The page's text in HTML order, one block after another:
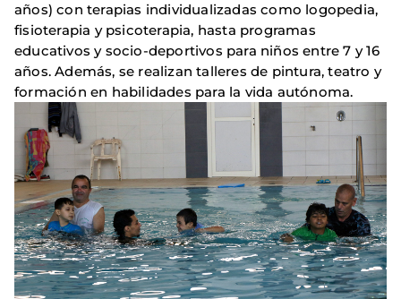
años) con terapias individualizadas como logopedia,
fisioterapia y psicoterapia, hasta programas
educativos y socio-deportivos para niños entre 7 y 16
años. Además, se realizan talleres de pintura, teatro y
formación en habilidades para la vida autónoma.